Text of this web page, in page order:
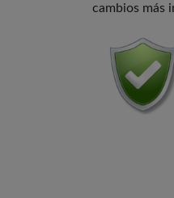
cambios más